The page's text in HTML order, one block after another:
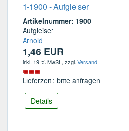
1-1900 - Aufgleiser
Artikelnummer: 1900
Aufgleiser
Arnold
1,46 EUR
inkl. 19 % MwSt., zzgl. Versand
Lieferzeit:: bitte anfragen
Details